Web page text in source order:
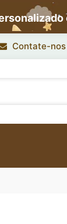
Contate-nos